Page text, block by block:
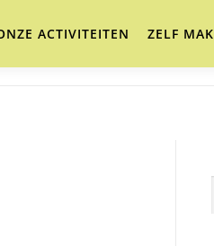
ACTIVITEITEN ZELF